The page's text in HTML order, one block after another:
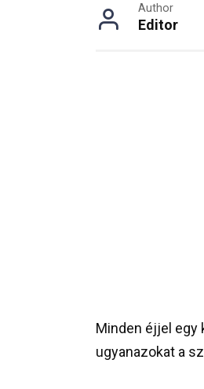
Author
Editor
Minden éjjel egy
ugyanazokat a